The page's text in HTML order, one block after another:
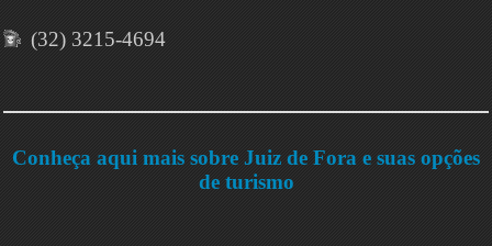
(32) 3215-4694
Conheça aqui mais sobre Juiz de Fora e suas opções
de turismo